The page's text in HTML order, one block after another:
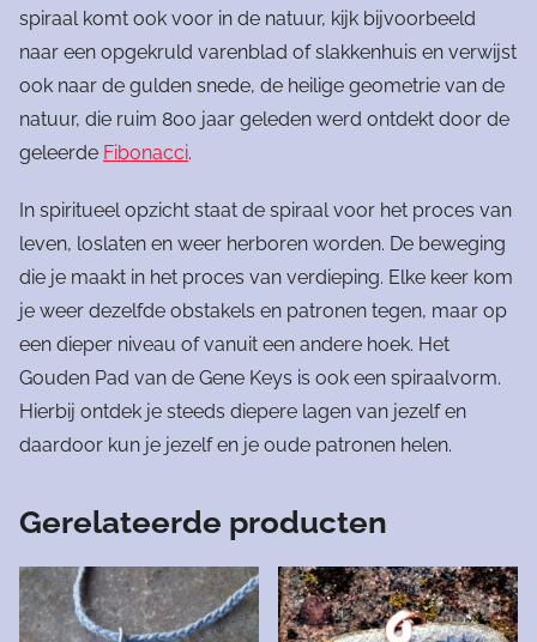
spiraal komt ook voor in de natuur, kijk bijvoorbeeld
naar een opgekruld varenblad of slakkenhuis en verwijst
ook naar de gulden snede, de heilige geometrie van de
natuur, die ruim 800 jaar geleden werd ontdekt door de
geleerde Fibonacci.
In spiritueel opzicht staat de spiraal voor het proces van
leven, loslaten en weer herboren worden. De beweging
die je maakt in het proces van verdieping. Elke keer kom
je weer dezelfde obstakels en patronen tegen, maar op
een dieper niveau of vanuit een andere hoek. Het
Gouden Pad van de Gene Keys is ook een spiraalvorm.
Hierbij ontdek je steeds diepere lagen van jezelf en
daardoor kun je jezelf en je oude patronen helen.
Gerelateerde producten